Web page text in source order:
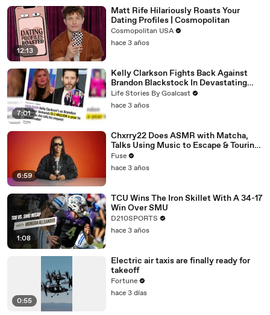
12:13
Matt Rife Hilariously Roasts Your
Dating Profiles | Cosmopolitan
Cosmopolitan USA
hace 3 años
7:01
Kelly Clarkson Fights Back Against
Brandon Blackstock In Devastating
Divorce Battle
Life Stories By Goalcast
hace 3 años
6:59
Chxrry22 Does ASMR with Matcha,
Talks Using Music to Escape & Touring
with The Weeknd
Fuse
hace 3 años
1:08
TCU Wins The Iron Skillet With A 34-17
Win Over SMU
D210SPORTS
hace 3 años
0:55
Electric air taxis are finally ready for
takeoff
Fortune
hace 3 días